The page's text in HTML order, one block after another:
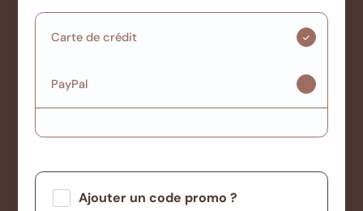
Carte de crédit
PayPal
Ajouter un code promo ?